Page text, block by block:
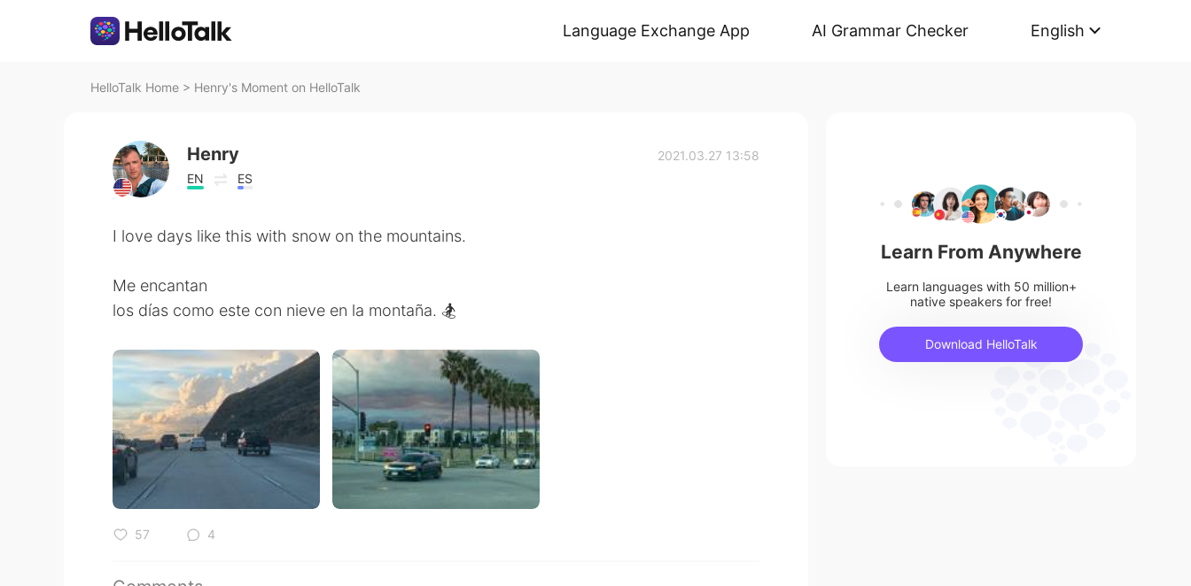
Language Exchange App AI Grammar Checker English
HelloTalk Home > Henry's Moment on HelloTalk
Henry
EN ES
2021.03.27 13:58
I love days like this with snow on the mountains.
Me encantan
los días como este con nieve en la montaña. 🏂
57 4
Learn From Anywhere
Learn languages with 50 million+
native speakers for free!
Download HelloTalk